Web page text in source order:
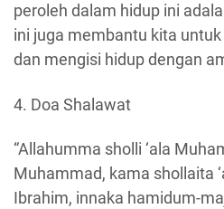
peroleh dalam hidup ini
ini juga membantu kita
dan mengisi hidup dengan
4. Doa Shalawat
“Allahumma sholli ‘ala
Muhammad, kama shollaita
Ibrahim, innaka hamidum-